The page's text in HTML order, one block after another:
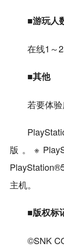
■游玩人
在线1～
■其他
若要体
版。
主机。
■版权标
©SNK